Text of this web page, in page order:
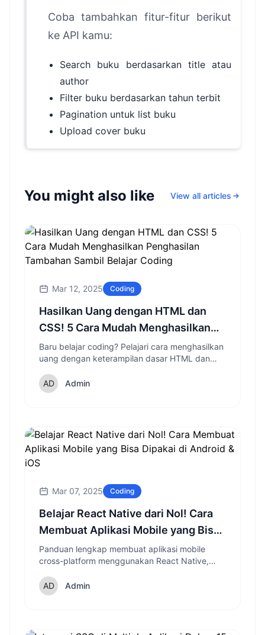
Coba tambahkan fitur-fitur berikut
ke API kamu:
Search buku berdasarkan title atau
author
Filter buku berdasarkan tahun terbit
Pagination untuk list buku
Upload cover buku
You might also like View all articles
Mar 12, 2025 Coding
Hasilkan Uang dengan HTML dan
CSS! 5 Cara Mudah Menghasilkan
Penghasilan Tambahan Sambil
Belajar Coding
Baru belajar coding? Pelajari cara menghasilkan
uang dengan keterampilan dasar HTML dan
bahasa programming lanjutan.
Admin
Mar 07, 2025 Coding
Belajar React Native dari Nol! Cara
Membuat Aplikasi Mobile yang Bisa
Dipakai di Android & iOS
Panduan lengkap membuat aplikasi mobile
cross-platform menggunakan React Native,
Store dan App Store.
Admin